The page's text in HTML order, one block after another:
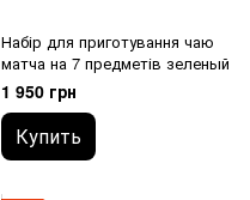
Набір для приготування чаю
матча на 7 предметів зеленый
1 950 грн
Купить